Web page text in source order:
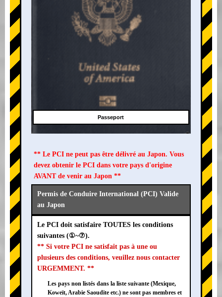
Passeport
** Le PCI ne peut pas être délivré au Japon. Vous
devez obtenir le PCI dans votre pays d'origine
AVANT de venir au Japon **
Permis de Conduire International (PCI) Valide
au Japon
Le PCI doit satisfaire TOUTES les conditions
suivantes (①~⑦).
** Si votre PCI ne satisfait pas à une ou
plusieurs des conditions, veuillez nous contacter
URGEMMENT. **
Les pays non listés dans la liste suivante (Mexique,
Koweït, Arabie Saoudite etc.) ne sont pas membres et